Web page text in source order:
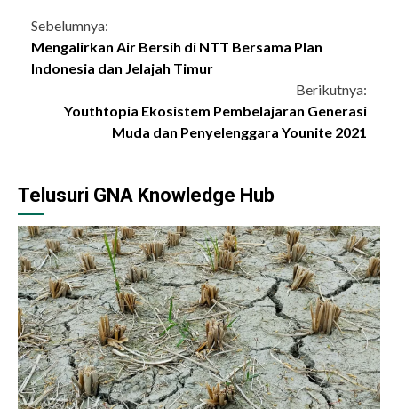
Continue
Reading
Sebelumnya:
Mengalirkan Air Bersih di NTT Bersama Plan
Indonesia dan Jelajah Timur
Berikutnya:
Youthtopia Ekosistem Pembelajaran Generasi
Muda dan Penyelenggara Younite 2021
Telusuri GNA Knowledge Hub